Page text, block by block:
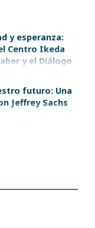
y esperanza:
Centro Ikeda
y el Diálogo
futuro: Una
Jeffrey Sachs